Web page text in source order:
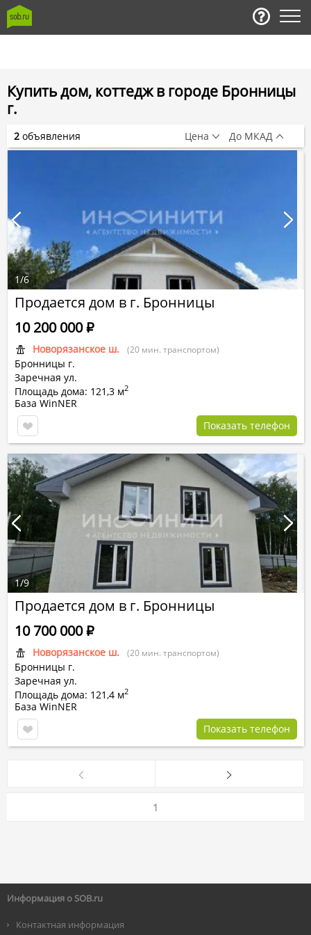
Купить дом, коттедж в городе Бронницы
г.
Продается дом в г. Бронницы
Новорязанское ш. (20 мин. транспортом)
Бронницы г.
Заречная ул.
Площадь дома: 121,3 м2
10 200 000Р
База WinNER
Показать телефон
1/6
Продается дом в г. Бронницы
Новорязанское ш. (20 мин. транспортом)
Бронницы г.
Заречная ул.
Площадь дома: 121,4 м2
10 700 000Р
База WinNER
Показать телефон
1/9
2 объявления Цена До МКАД
1
Информация о SOB.ru
Контактная информация